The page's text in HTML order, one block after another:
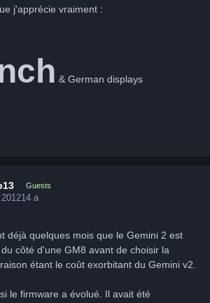
j'apprécie vraiment :
& German displays
Guests
14 a
déjà quelques mois que le Gemini 2 est
côté d'une GM8 avant de choisir la
étant le coût exorbitant du Gemini v2.
le firmware a évolué. Il avait été